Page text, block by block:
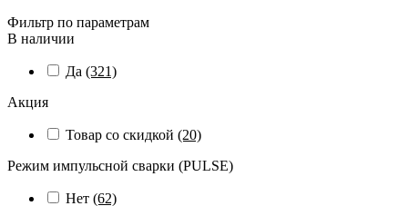
Фильтр по параметрам
В наличии
Да (321)
Акция
Товар со скидкой (20)
Режим импульсной сварки (PULSE)
Нет (62)